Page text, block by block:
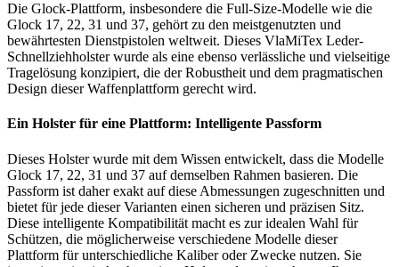
Die Glock-Plattform, insbesondere die Full-Size-Modelle wie die
Glock 17, 22, 31 und 37, gehört zu den meistgenutzten und
bewährtesten Dienstpistolen weltweit. Dieses VlaMiTex Leder-
Schnellziehholster wurde als eine ebenso verlässliche und vielseitige
Tragelösung konzipiert, die der Robustheit und dem pragmatischen
Design dieser Waffenplattform gerecht wird.
Ein Holster für eine Plattform: Intelligente Passform
Dieses Holster wurde mit dem Wissen entwickelt, dass die Modelle
Glock 17, 22, 31 und 37 auf demselben Rahmen basieren. Die
Passform ist daher exakt auf diese Abmessungen zugeschnitten und
bietet für jede dieser Varianten einen sicheren und präzisen Sitz.
Diese intelligente Kompatibilität macht es zur idealen Wahl für
Schützen, die möglicherweise verschiedene Modelle dieser
Plattform für unterschiedliche Kaliber oder Zwecke nutzen. Sie